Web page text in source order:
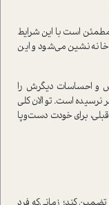
مطمئن ا‌ست با این شرایط
خانه‌نشین می‌شود و این
و احساسات دیگرش را
ا‌ست. تو الان کلی
قبلی، برای خودت دست‌وپا